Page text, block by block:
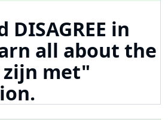
DISAGREE in
all about the
met"